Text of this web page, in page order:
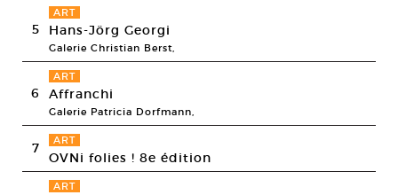
5
ART
Hans-Jörg Georgi
Galerie Christian Berst,
6
ART
Affranchi
Galerie Patricia Dorfmann,
7 ART
OVNi folies ! 8e édition
ART